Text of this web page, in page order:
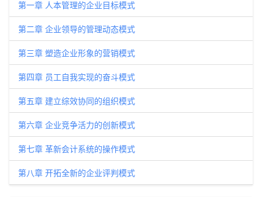
第一章 人本管理的企业目标模式
第二章 企业领导的管理动态模式
第三章 塑造企业形象的营销模式
第四章 员工自我实现的奋斗模式
第五章 建立综效协同的组织模式
第六章 企业竞争活力的创新模式
第七章 革新会计系统的操作模式
第八章 开拓全新的企业评判模式